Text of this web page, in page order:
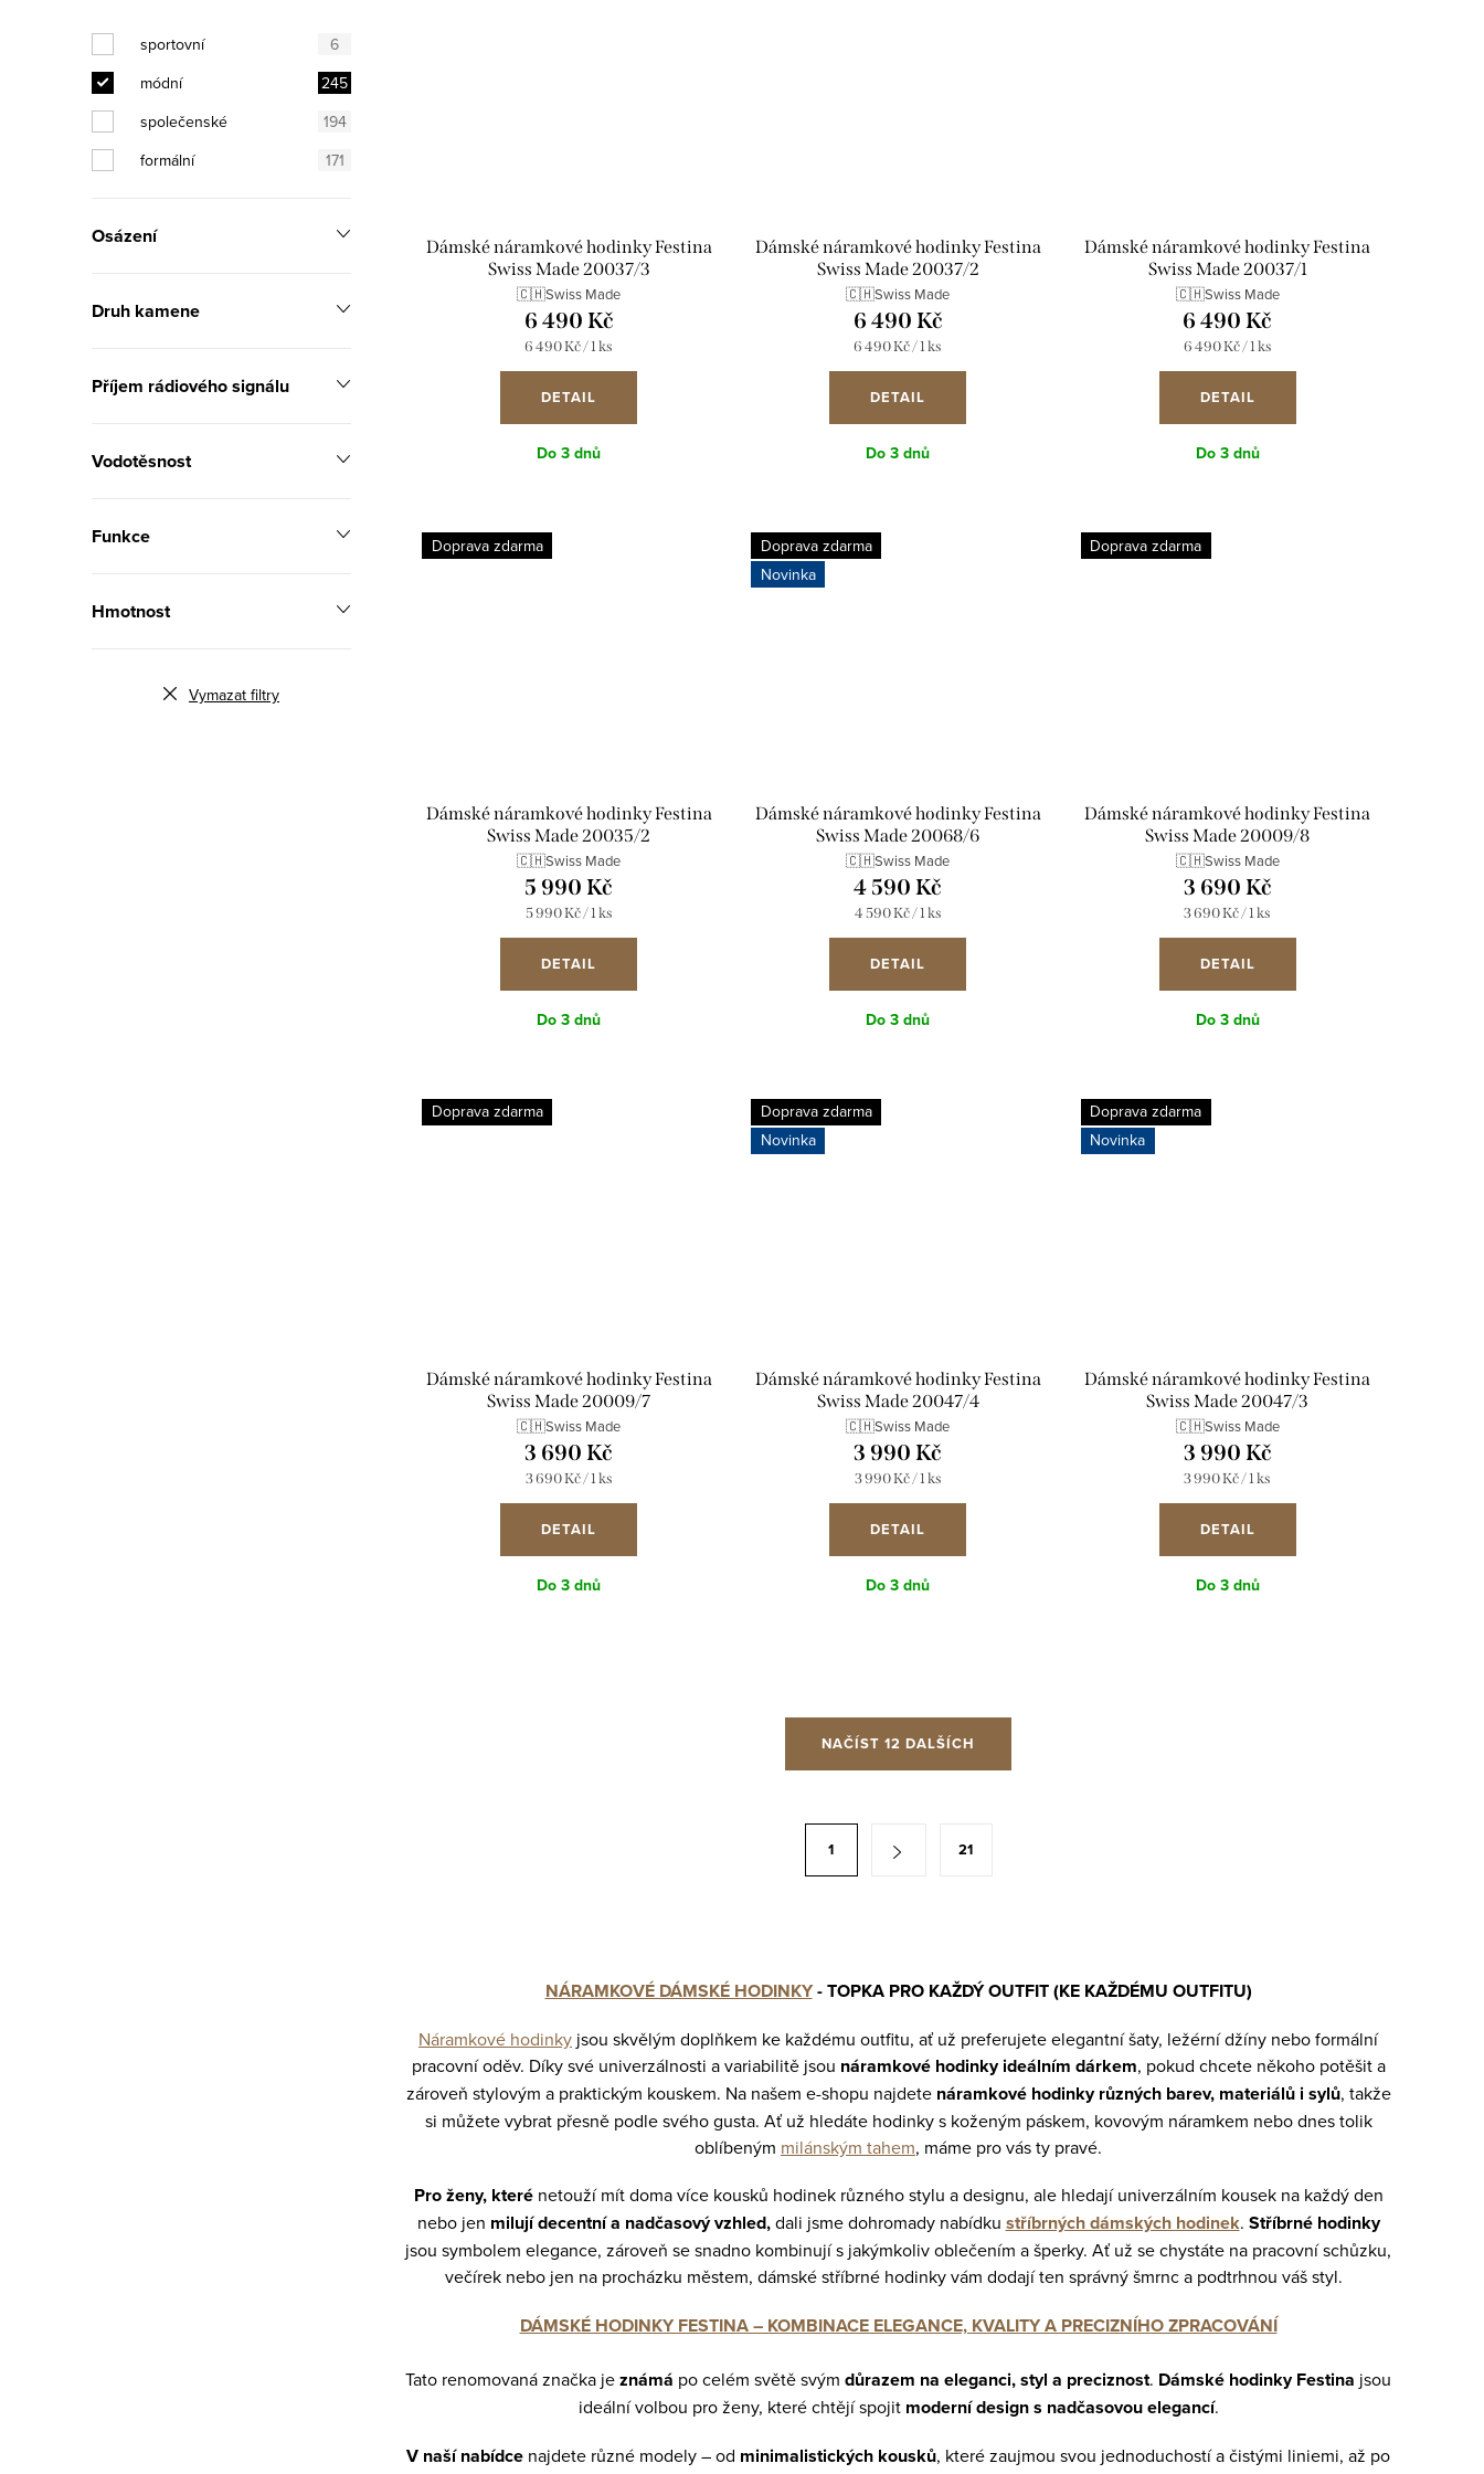
sportovní
6
módní
245
společenské
194
formální
171
Osázení
Druh kamene
Příjem rádiového signálu
Vodotěsnost
Funkce
Hmotnost
Vymazat filtry
Dámské náramkové hodinky Festina
Swiss Made 20037/3
🇨🇭Swiss Made
6 490 Kč
Měrná
cena:
6 490 Kč / 1 ks
DETAIL
Do 3 dnů
Dámské náramkové hodinky Festina
Swiss Made 20037/2
🇨🇭Swiss Made
6 490 Kč
Měrná
cena:
6 490 Kč / 1 ks
DETAIL
Do 3 dnů
Dámské náramkové hodinky Festina
Swiss Made 20037/1
🇨🇭Swiss Made
6 490 Kč
Měrná
cena:
6 490 Kč / 1 ks
DETAIL
Do 3 dnů
Doprava zdarma
Dámské náramkové hodinky Festina
Swiss Made 20035/2
🇨🇭Swiss Made
5 990 Kč
Měrná
5 990 Kč / 1 ks
DETAIL
Do 3 dnů
Doprava zdarma
Novinka
Dámské náramkové hodinky Festina
Swiss Made 20068/6
🇨🇭Swiss Made
4 590 Kč
Měrná
4 590 Kč / 1 ks
DETAIL
Do 3 dnů
Doprava zdarma
Dámské náramkové hodinky Festina
Swiss Made 20009/8
🇨🇭Swiss Made
3 690 Kč
Měrná
3 690 Kč / 1 ks
DETAIL
Do 3 dnů
Doprava zdarma
Dámské náramkové hodinky Festina
Swiss Made 20009/7
🇨🇭Swiss Made
3 690 Kč
Měrná
3 690 Kč / 1 ks
DETAIL
Do 3 dnů
Doprava zdarma
Novinka
Dámské náramkové hodinky Festina
Swiss Made 20047/4
🇨🇭Swiss Made
3 990 Kč
Měrná
3 990 Kč / 1 ks
DETAIL
Do 3 dnů
Doprava zdarma
Novinka
Dámské náramkové hodinky Festina
Swiss Made 20047/3
🇨🇭Swiss Made
3 990 Kč
Měrná
3 990 Kč / 1 ks
DETAIL
Do 3 dnů
v
v
p
u
NAČÍST 12 DALŠÍCH
á
n
1 21
NÁRAMKOVÉ DÁMSKÉ HODINKY- TOPKA PRO KAŽDÝ OUTFIT (KE KAŽDÉMU OUTFITU)
Náramkové hodinky jsou skvělým doplňkem ke každému outfitu, ať už preferujete elegantní šaty, ležérní džíny nebo formální
pracovní oděv. Díky své univerzálnosti a variabilitě jsou náramkové hodinky ideálním dárkem, pokud chcete někoho potěšit a
zároveň stylovým a praktickým kouskem. Na našem e-shopu najdete náramkové hodinky různých barev, materiálů i sylů, takže
si můžete vybrat přesně podle svého gusta. Ať už hledáte hodinky s koženým páskem, kovovým náramkem nebo dnes tolik
oblíbeným milánským tahem, máme pro vás ty pravé.
Pro ženy, které netouží mít doma více kousků hodinek různého stylu a designu, ale hledají univerzálním kousek na každý den
nebo jen milují decentní a nadčasový vzhled,dali jsme dohromady nabídku stříbrných dámských hodinek. Stříbrné hodinky
jsou symbolem elegance, zároveň se snadno kombinují s jakýmkoliv oblečením a šperky. Ať už se chystáte na pracovní schůzku,
večírek nebo jen na procházku městem, dámské stříbrné hodinky vám dodají ten správný šmrnc a podtrhnou váš styl.
DÁMSKÉ HODINKY FESTINA – KOMBINACE ELEGANCE, KVALITY A PRECIZNÍHO ZPRACOVÁNÍ
Tato renomovaná značka jeznámá po celém světě svým důrazem na eleganci, styl a preciznost. Dámské hodinky Festina jsou
ideální volbou pro ženy, které chtějí spojit moderní design s nadčasovou elegancí.
V naší nabídce najdete různé modely – od minimalistických kousků, které zaujmou svou jednoduchostí a čistými liniemi, až po